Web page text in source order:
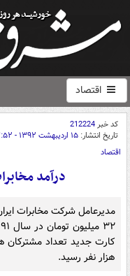
اقتصاد
کد خبر212224
تاریخ انتشار: ۱۵ اردیبهشت ۱۳۹۲ - ۱۲:۵۲
اقتصاد
درآمد مخابرات در
هزار نفر رسید.